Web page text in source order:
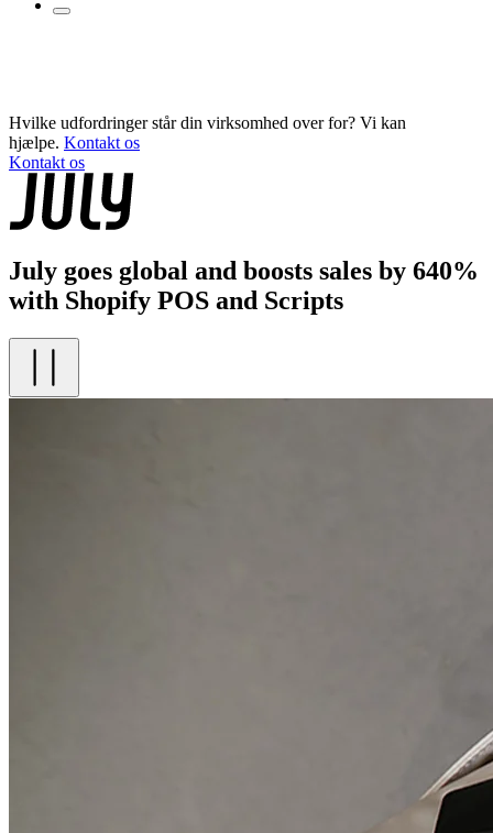
Hvilke udfordringer står din virksomhed over for? Vi kan
hjælpe. Kontakt os
Kontakt os
July goes global and boosts sales by 640%
with Shopify POS and Scripts